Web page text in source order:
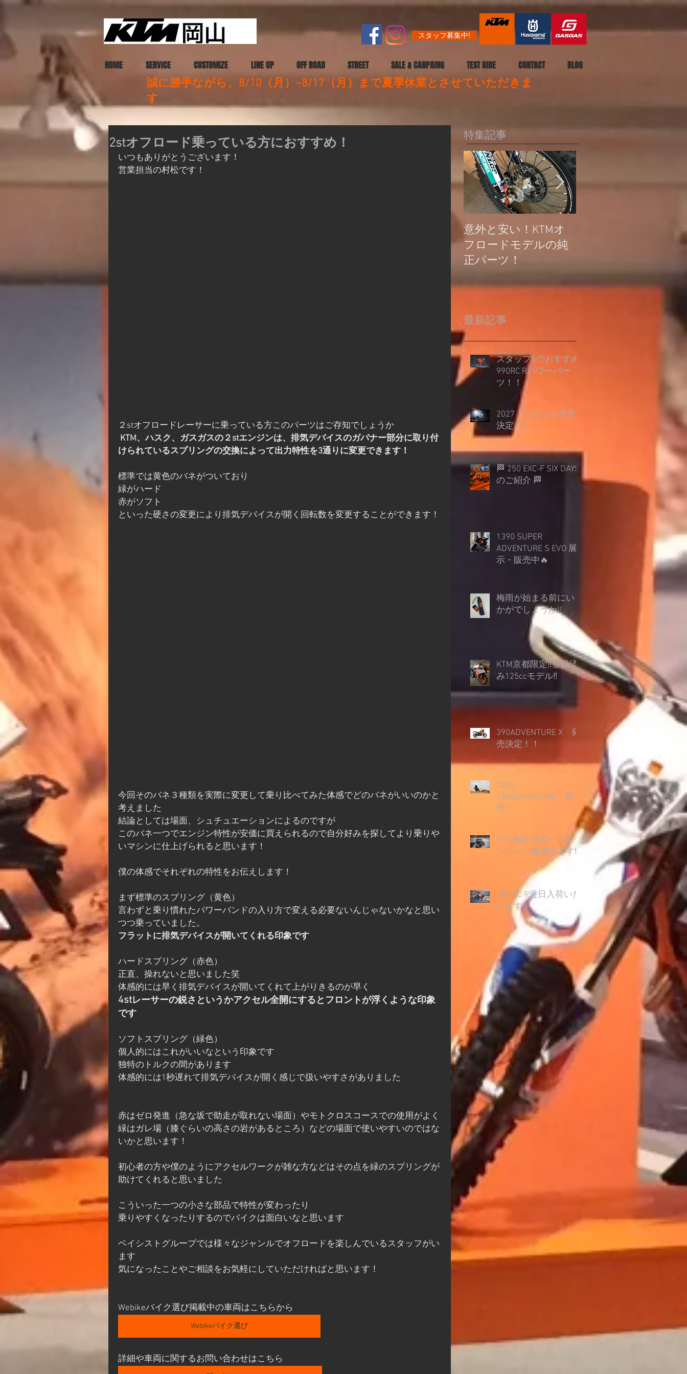
スタッフ募集中!
HOME SERVICE CUSTOMIZE LINE UP OFF ROAD STREET SALE & CANPAING TEST RIDE CONTACT BLOG
誠に勝手ながら、8/10（月）~8/17（月）まで夏季休業とさせていただきま
す
2stオフロード乗っている方におすすめ！
いつもありがとうございます！
営業担当の村松です！
２stオフロードレーサーに乗っている方このパーツはご存知でしょうか
けられているスプリングの交換によって出力特性を3通りに変更できます！
標準では黄色のバネがついており
緑がハード
赤がソフト
といった硬さの変更により排気デバイスが開く回転数を変更することができます！
今回そのバネ３種類を実際に変更して乗り比べてみた体感でどのバネがいいのかと
考えました
結論としては場面、シュチュエーションによるのですが
このバネ一つでエンジン特性が安価に買えられるので自分好みを探してより乗りや
いマシンに仕上げられると思います！
僕の体感でそれぞれの特性をお伝えします！
まず標準のスプリング（黄色）
言わずと乗り慣れたパワーバンドの入り方で変える必要ないんじゃないかなと思い
つつ乗っていました。
フラットに排気デバイスが開いてくれる印象です
ハードスプリング（赤色）
正直、操れないと思いました笑
体感的には早く排気デバイスが開いてくれて上がりきるのが早く
4stレーサーの鋭さというかアクセル全開にするとフロントが浮くような印象
です
ソフトスプリング（緑色）
個人的にはこれがいいなという印象です
独特のトルクの間があります
体感的には1秒遅れて排気デバイスが開く感じで扱いやすさがありました
赤はゼロ発進（急な坂で助走が取れない場面）やモトクロスコースでの使用がよく
緑はガレ場（膝ぐらいの高さの岩があるところ）などの場面で使いやすいのではな
いかと思います！
初心者の方や僕のようにアクセルワークが雑な方などはその点を緑のスプリングが
助けてくれると思いました
こういった一つの小さな部品で特性が変わったり
乗りやすくなったりするのでバイクは面白いなと思います
ベイシストグループでは様々なジャンルでオフロードを楽しんでいるスタッフがい
ます
気になったことやご相談をお気軽にしていただければと思います！
Webikeバイク選び掲載中の車両はこちらから
Webikeバイク選び
詳細や車両に関するお問い合わせはこちら
特集記事
意外と安い！KTMオ
フロードモデルの純
正パーツ！
最新記事
スタッフSのおすすめ
990RC Rパワーパー
ツ！！
2027 790DUKE発売
決定！！
🏁 250 EXC-F SIX DAYS
のご紹介 🏁
1390 SUPER
ADVENTURE S EVO 展
示・販売中🔥
梅雨が始まる前にい
かがでしょうか︎!!
KTM京都限定‼登録済
み125ccモデル‼
390ADVENTURE X 発
売決定！！
2026
790ADVENTURE 発
売！！
KTM免許サポートキャ
ンペーン実施中です‼
990 RC R近日入荷いた
します‼